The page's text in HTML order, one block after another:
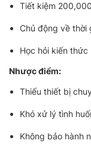
Tiết kiệm
Chủ động về thời
Học hỏi kiến
Nhược điểm:
Thiếu thiết bị
Khó xử lý tình
Không bảo hành